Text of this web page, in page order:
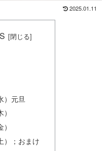
2025.01.11
）元旦
）；おまけ